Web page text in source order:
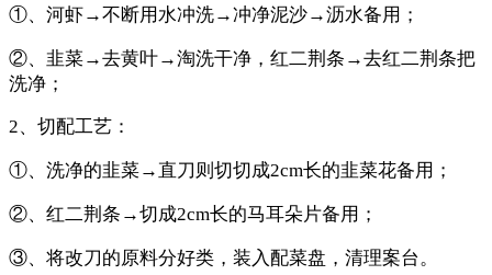
①、河虾→不断用水冲洗→冲净泥沙→沥水备用；
②、韭菜→去黄叶→淘洗干净，红二荆条→去红二荆条把
洗净；
2、切配工艺：
①、洗净的韭菜→直刀则切切成2cm长的韭菜花备用；
②、红二荆条→切成2cm长的马耳朵片备用；
③、将改刀的原料分好类，装入配菜盘，清理案台。